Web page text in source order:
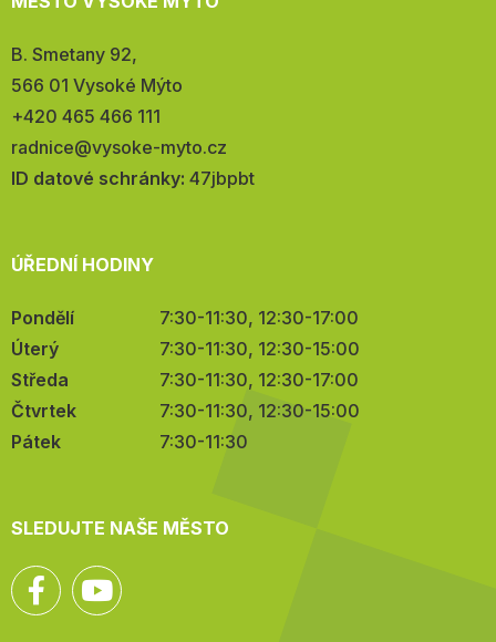
Adresa:
B. Smetany 92,
566 01 Vysoké Mýto
Telefon:
+420 465 466 111
E-
mail:
radnice@vysoke-myto.cz
ID datové schránky: 47jbpbt
ÚŘEDNÍ HODINY
Pondělí
7:30-11:30, 12:30-17:00
Úterý
7:30-11:30, 12:30-15:00
Středa
7:30-11:30, 12:30-17:00
Čtvrtek
7:30-11:30, 12:30-15:00
Pátek
7:30-11:30
SLEDUJTE NAŠE MĚSTO
Facebook